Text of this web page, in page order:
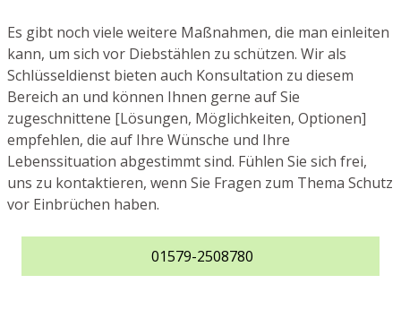
Es gibt noch viele weitere Maßnahmen, die man einleiten
kann, um sich vor Diebstählen zu schützen. Wir als
Schlüsseldienst bieten auch Konsultation zu diesem
Bereich an und können Ihnen gerne auf Sie
zugeschnittene [Lösungen, Möglichkeiten, Optionen]
empfehlen, die auf Ihre Wünsche und Ihre
Lebenssituation abgestimmt sind. Fühlen Sie sich frei,
uns zu kontaktieren, wenn Sie Fragen zum Thema Schutz
vor Einbrüchen haben.
01579-2508780